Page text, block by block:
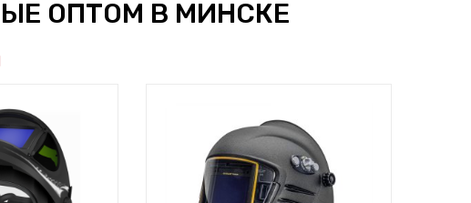
ОПТОМ В МИНСКЕ